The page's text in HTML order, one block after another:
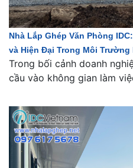
Nhà Lắp Ghép Văn Phòng
và Hiện Đại Trong Môi Trường
Trong bối cảnh doanh
cầu vào không gian làm